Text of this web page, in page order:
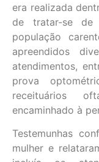
era realizada
de tratar-se de
população
apreendidos
atendimentos,
prova
receituários
encaminhado à
Testemunhas
mulher e